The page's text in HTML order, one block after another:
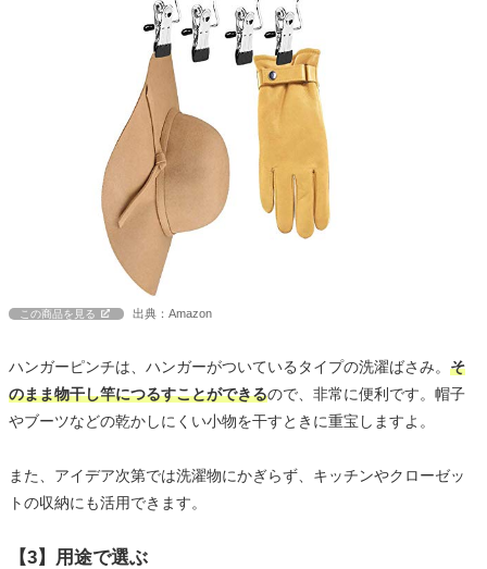
この商品を見る 出典：Amazon
ハンガーピンチは、ハンガーがついているタイプの洗濯ばさみ。 そ
のまま物干し竿につるすことができるので、非常に便利です。帽子
やブーツなどの乾かしにくい小物を干すときに重宝しますよ。
また、アイデア次第では洗濯物にかぎらず、キッチンやクローゼッ
トの収納にも活用できます。
【3】用途で選ぶ